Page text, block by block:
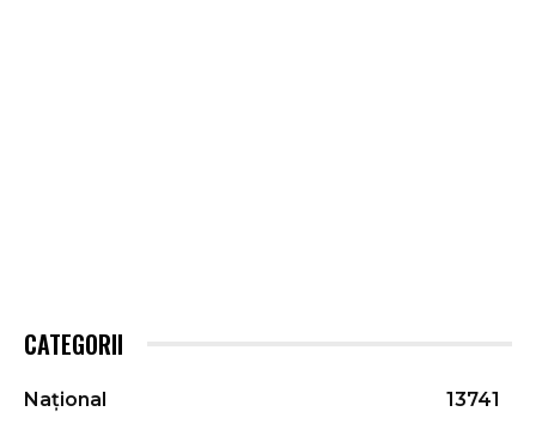
CATEGORII
Național
13741